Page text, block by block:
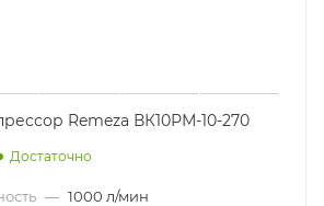
Remeza ВК10РМ-10-270
Достаточно
— 1000 л/мин